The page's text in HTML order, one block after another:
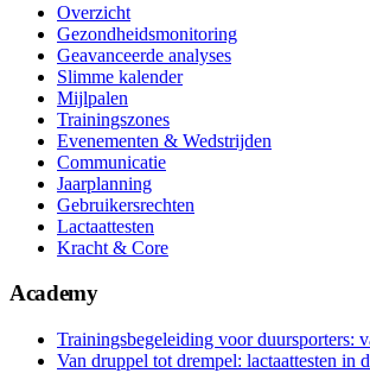
Overzicht
Gezondheidsmonitoring
Geavanceerde analyses
Slimme kalender
Mijlpalen
Trainingszones
Evenementen & Wedstrijden
Communicatie
Jaarplanning
Gebruikersrechten
Lactaattesten
Kracht & Core
Academy
Trainingsbegeleiding voor duursporters:
Van druppel tot drempel: lactaattesten in